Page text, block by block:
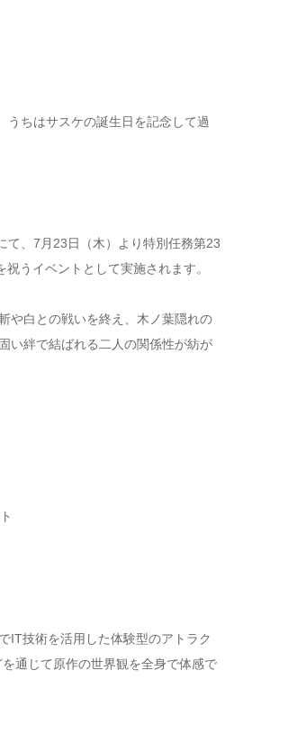
うちはサスケの誕生日を記念して過
て、7月23日（木）より特別任務第23
うイベントとして実施されます。
や白との戦いを終え、木ノ葉隠れの
い絆で結ばれる二人の関係性が紡が
IT技術を活用した体験型のアトラク
通じて原作の世界観を全身で体感で